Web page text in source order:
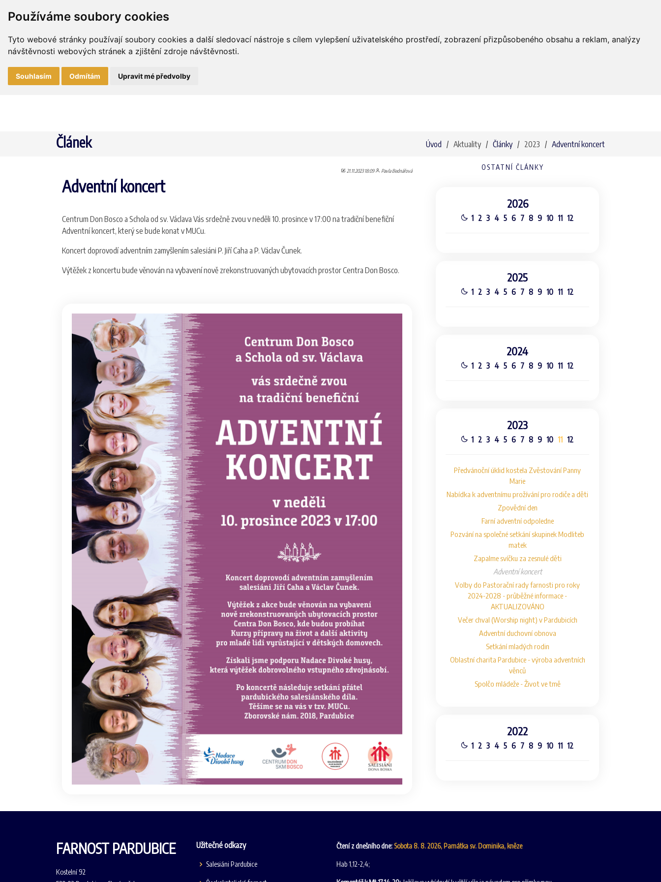
Používáme soubory cookies
Tyto webové stránky používají soubory cookies a další sledovací nástroje s cílem vylepšení uživatelského prostředí, zobrazení přizpůsobeného obsahu a reklam, analýzy
návštěvnosti webových stránek a zjištění zdroje návštěvnosti.
Souhlasím Odmítám Upravit mé předvolby
Článek Úvod Aktuality Články 2023 Adventní koncert
21.11.2023 18:09 Pavla Bednářová
Adventní koncert
Centrum Don Bosco a Schola od sv. Václava Vás srdečně zvou v neděli 10. prosince v 17:00 na tradiční benefiční
Adventní koncert, který se bude konat v MUCu.
Koncert doprovodí adventním zamyšlením salesiáni P. Jiří Caha a P. Václav Čunek.
Výtěžek z koncertu bude věnován na vybavení nově zrekonstruovaných ubytovacích prostor Centra Don Bosco.
OSTATNÍ ČLÁNKY
2026
1 2 3 4 5 6 7 8 9 10 11 12
2025
1 2 3 4 5 6 7 8 9 10 11 12
2024
1 2 3 4 5 6 7 8 9 10 11 12
2023
1 2 3 4 5 6 7 8 9 10 11 12
Předvánoční úklid kostela Zvěstování Panny
Marie
Nabídka k adventnímu prožívání pro rodiče a děti
Zpovědní den
Farní adventní odpoledne
Pozvání na společné setkání skupinek Modliteb
matek
Zapalme svíčku za zesnulé děti
Adventní koncert
Volby do Pastorační rady farnosti pro roky
2024-2028 - průběžné informace -
AKTUALIZOVÁNO
Večer chval (Worship night) v Pardubicích
Adventní duchovní obnova
Setkání mladých rodin
Oblastní charita Pardubice - výroba adventních
věnců
Spolčo mládeže - Život ve tmě
2022
1 2 3 4 5 6 7 8 9 10 11 12
FARNOST PARDUBICE
Kostelní 92
Užitečné odkazy
Salesiáni Pardubice
Čtení z dnešního dne:Sobota 8. 8. 2026, Památka sv. Dominika, kněze
Hab 1,12-2,4;